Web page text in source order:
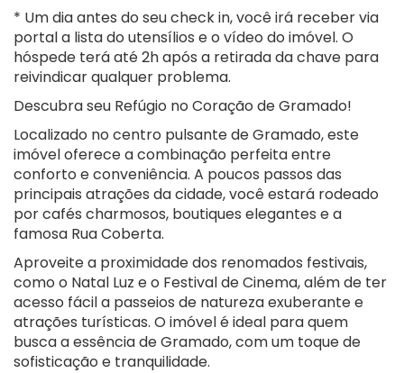
* Um dia antes do seu check in, você irá receber via
portal a lista do utensílios e o vídeo do imóvel. O
hóspede terá até 2h após a retirada da chave para
reivindicar qualquer problema.
Descubra seu Refúgio no Coração de Gramado!
Localizado no centro pulsante de Gramado, este
imóvel oferece a combinação perfeita entre
conforto e conveniência. A poucos passos das
principais atrações da cidade, você estará rodeado
por cafés charmosos, boutiques elegantes e a
famosa Rua Coberta.
Aproveite a proximidade dos renomados festivais,
como o Natal Luz e o Festival de Cinema, além de ter
acesso fácil a passeios de natureza exuberante e
atrações turísticas. O imóvel é ideal para quem
busca a essência de Gramado, com um toque de
sofisticação e tranquilidade.